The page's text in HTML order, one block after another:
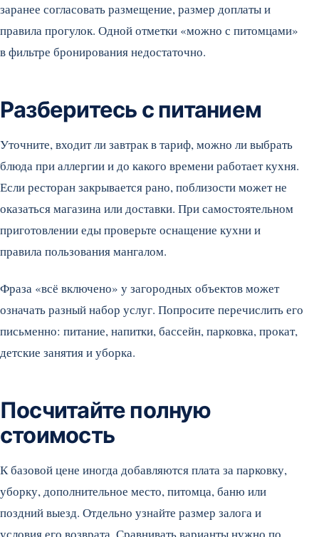
заранее согласовать размещение, размер доплаты и
правила прогулок. Одной отметки «можно с питомцами»
в фильтре бронирования недостаточно.
Разберитесь с питанием
Уточните, входит ли завтрак в тариф, можно ли выбрать
блюда при аллергии и до какого времени работает кухня.
Если ресторан закрывается рано, поблизости может не
оказаться магазина или доставки. При самостоятельном
приготовлении еды проверьте оснащение кухни и
правила пользования мангалом.
Фраза «всё включено» у загородных объектов может
означать разный набор услуг. Попросите перечислить его
письменно: питание, напитки, бассейн, парковка, прокат,
детские занятия и уборка.
Посчитайте полную
стоимость
К базовой цене иногда добавляются плата за парковку,
уборку, дополнительное место, питомца, баню или
поздний выезд. Отдельно узнайте размер залога и